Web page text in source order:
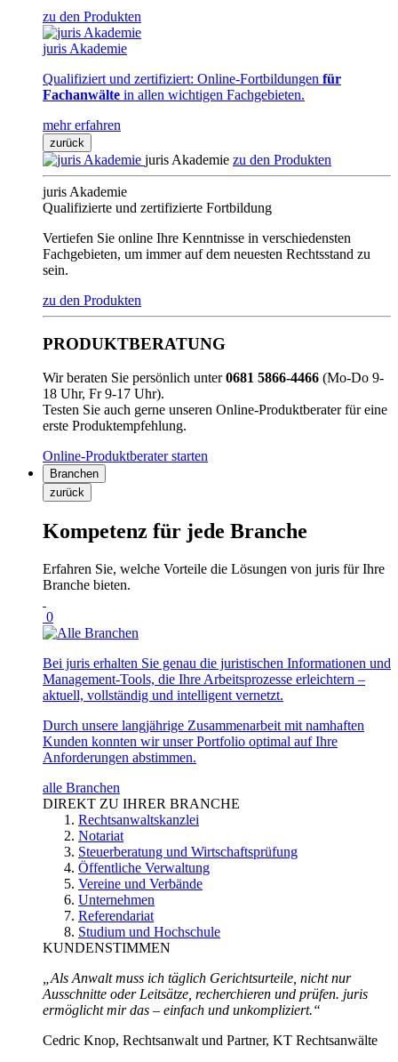
zu den Produkten
juris Akademie
Qualifiziert und zertifiziert: Online-Fortbildungen für
Fachanwälte in allen wichtigen Fachgebieten.
mehr erfahren
zurück
juris Akademie zu den Produkten
juris Akademie
Qualifizierte und zertifizierte Fortbildung
Vertiefen Sie online Ihre Kenntnisse in verschiedensten
Fachgebieten, um immer auf dem neuesten Rechtsstand zu
sein.
zu den Produkten
PRODUKTBERATUNG
Wir beraten Sie persönlich unter0681 5866-4466 (Mo-Do 9-
18 Uhr, Fr 9-17 Uhr).
Testen Sie auch gerne unseren Online-Produktberater für eine
erste Produktempfehlung.
Online-Produktberater starten
Branchen
zurück
Kompetenz für jede Branche
Erfahren Sie, welche Vorteile die Lösungen von juris für Ihre
Branche bieten.
0
Bei juris erhalten Sie genau die juristischen Informationen und
Management-Tools, die Ihre Arbeitsprozesse erleichtern –
aktuell, vollständig und intelligent vernetzt.
Durch unsere langjährige Zusammenarbeit mit namhaften
Kunden konnten wir unser Portfolio optimal auf Ihre
Anforderungen abstimmen.
alle Branchen
DIREKT ZU IHRER BRANCHE
Rechtsanwaltskanzlei
Notariat
Steuerberatung und Wirtschaftsprüfung
Öffentliche Verwaltung
Vereine und Verbände
Unternehmen
Referendariat
Studium und Hochschule
KUNDENSTIMMEN
„Als Anwalt muss ich täglich Gerichtsurteile, nicht nur
Ausschnitte oder Leitsätze, recherchieren und prüfen. juris
ermöglicht mir das – einfach und unkompliziert.“
Cedric Knop, Rechtsanwalt und Partner, KT Rechtsanwälte